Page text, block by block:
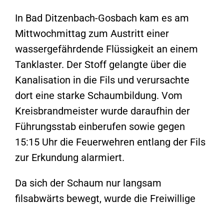
In Bad Ditzenbach-Gosbach kam es am
Mittwochmittag zum Austritt einer
wassergefährdende Flüssigkeit an einem
Tanklaster. Der Stoff gelangte über die
Kanalisation in die Fils und verursachte
dort eine starke Schaumbildung. Vom
Kreisbrandmeister wurde daraufhin der
Führungsstab einberufen sowie gegen
15:15 Uhr die Feuerwehren entlang der Fils
zur Erkundung alarmiert.
Da sich der Schaum nur langsam
filsabwärts bewegt, wurde die Freiwillige